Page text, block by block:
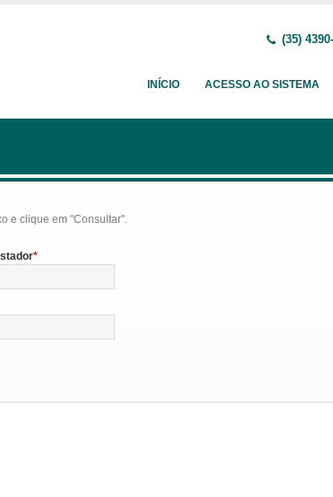
(35)
INÍCIO ACESSO AO SISTEMA
e clique em "Consultar".